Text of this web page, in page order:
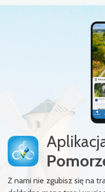
Z nami nie zgubisz się na